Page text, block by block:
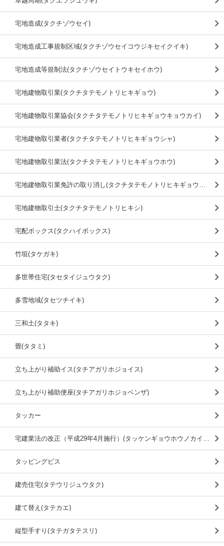
宅地造成(タクチゾウセイ)
宅地造成工事規制区域(タクチゾウセイコウジキセイクイキ)
宅地造成等規制法(タクチゾウセイトウキセイホウ)
宅地建物取引業(タクチタテモノトリヒキギョウ)
宅地建物取引業協会(タクチタテモノトリヒキギョウキョウカイ)
宅地建物取引業者(タクチタテモノトリヒキギョウシャ)
宅地建物取引業法(タクチタテモノトリヒキギョウホウ)
宅地建物取引業免許の取り消し(タクチタテモノトリヒキギョウメンキョノトリケシ)
宅地建物取引士(タクチタテモノトリヒキシ)
宅配ボックス(タクハイボックス)
竹垣(タケガキ)
多世帯住宅(タセタイジュウタク)
多雪地域(タセツチイキ)
三和土(タタキ)
畳(タタミ)
立ち上がり補助イス(タチアガリホジョイス)
立ち上がり補助便座(タチアガリホジョベンザ)
タッカー
宅建業法の改正（平成29年4月施行）(タッケンギョウホウノカイセイ（ヘイセイ29ネン4ガツシコウ）)
タッピングビス
建売住宅(タテウリジュウタク)
建て替え(タテカエ)
縦型手すり(タテガタテスリ)